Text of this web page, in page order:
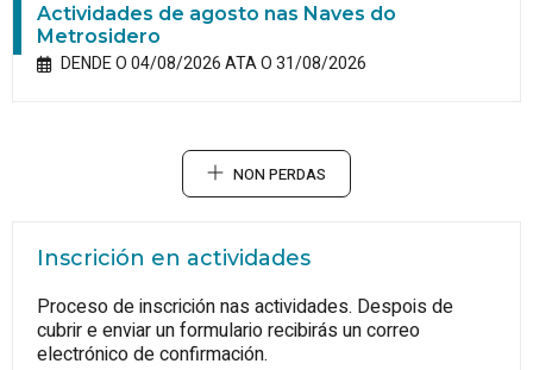
Actividades de agosto nas Naves do
Metrosidero
DENDE O 04/08/2026 ATA O 31/08/2026
NON PERDAS
Inscrición en actividades
Proceso de inscrición nas actividades. Despois de
cubrir e enviar un formulario recibirás un correo
electrónico de confirmación.